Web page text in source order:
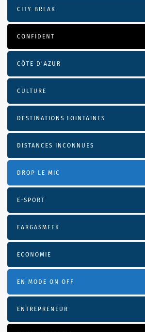
CITY-BREAK
CONFIDENT
CÔTE D’AZUR
CULTURE
DESTINATIONS LOINTAINES
DISTANCES INCONNUES
DROP LE MIC
E-SPORT
EARGASMEEK
ECONOMIE
EN MODE ON OFF
ENTREPRENEUR